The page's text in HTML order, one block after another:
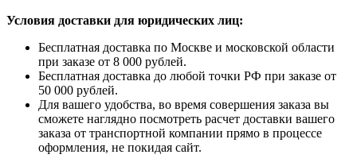
Условия доставки для юридических лиц:
Бесплатная доставка по Москве и московской области
при заказе от 8 000 рублей.
Бесплатная доставка до любой точки РФ при заказе от
50 000 рублей.
Для вашего удобства, во время совершения заказа вы
сможете наглядно посмотреть расчет доставки вашего
заказа от транспортной компании прямо в процессе
оформления, не покидая сайт.